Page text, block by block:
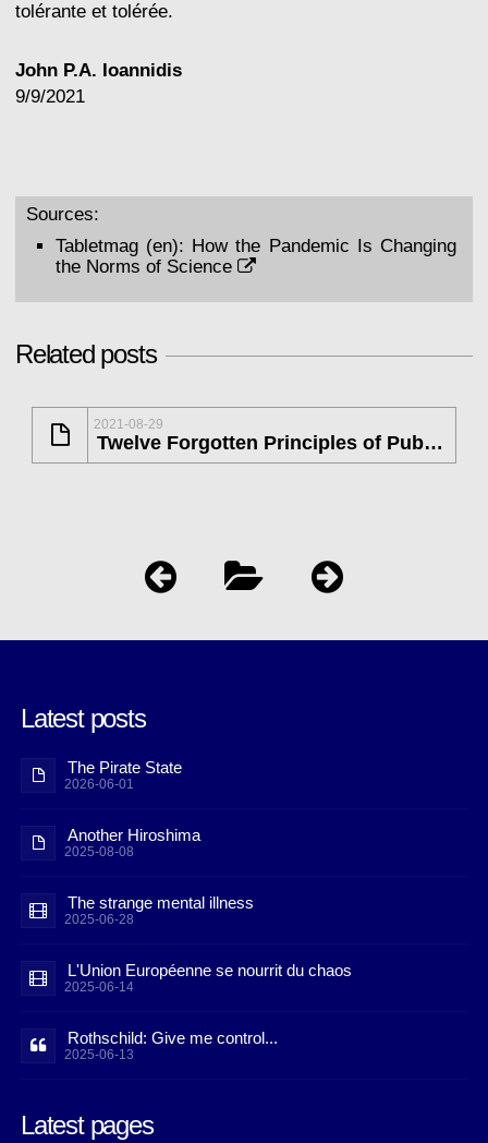
tolérante et tolérée.
John P.A. Ioannidis
9/9/2021
Sources:
Tabletmag (en): How the Pandemic Is Changing
the Norms of Science
Related posts
2021-08-29
Twelve Forgotten Principles of Public Health
Latest posts
The Pirate State
2026-06-01
Another Hiroshima
2025-08-08
The strange mental illness
2025-06-28
L'Union Européenne se nourrit du chaos
2025-06-14
Rothschild: Give me control...
2025-06-13
Latest pages